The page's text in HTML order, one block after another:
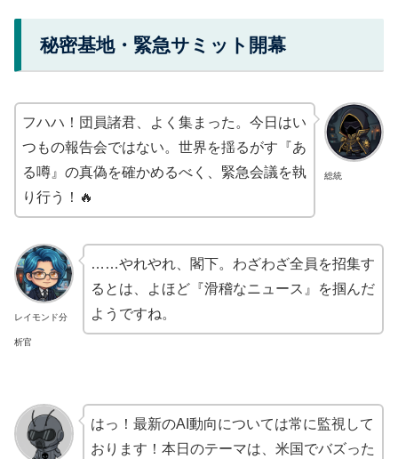
秘密基地・緊急サミット開幕
総統
フハハ！団員諸君、よく集まった。今日はい
つもの報告会ではない。世界を揺るがす『あ
る噂』の真偽を確かめるべく、緊急会議を執
り行う！🔥
レイモンド分
析官
……やれやれ、閣下。わざわざ全員を招集す
るとは、よほど『滑稽なニュース』を掴んだ
ようですね。
はっ！最新のAI動向については常に監視して
おります！本日のテーマは、米国でバズった